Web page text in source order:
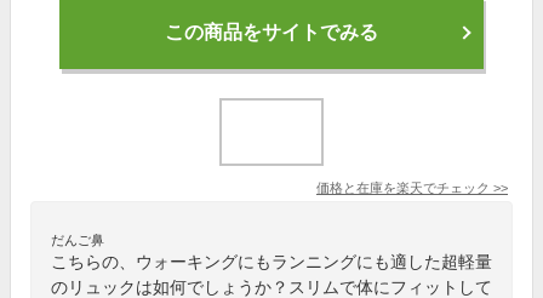
この商品をサイトでみる
価格と在庫を楽天でチェック >>
だんご鼻
こちらの、ウォーキングにもランニングにも適した超軽量
のリュックは如何でしょうか？スリムで体にフィットして